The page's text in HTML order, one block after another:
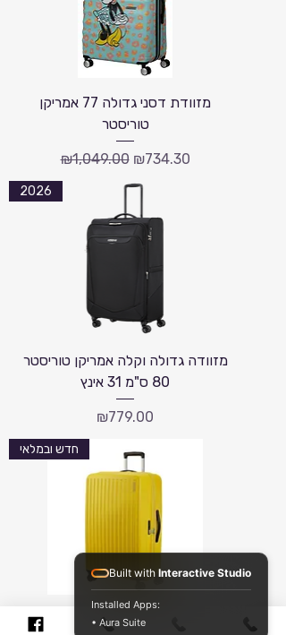
מזוודת דסני גדולה 77 אמריקן
טוריסטר
Regular Price
₪1,049.00 Sale Price
₪734.30
2026
מזוודה גדולה וקלה אמריקן טוריסטר
80 ס"מ 31 אינץ
Price
₪779.00
חדש ובמלאי
מזוודה מומלצת 77 ס"מ מבית
Built with Interactive Studio
Installed Apps:
• Aura Suite